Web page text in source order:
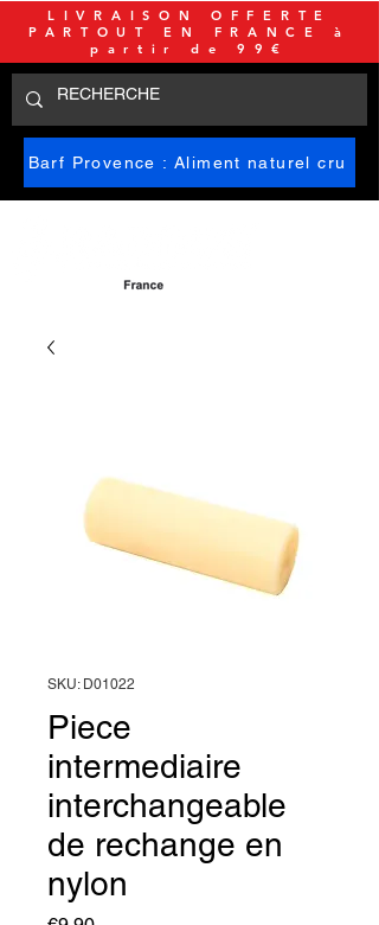
Barf Provence : Aliment naturel cru
LIVRAISON OFFERTE
PARTOUT EN FRANCE à
partir de 99€
SKU: D01022
Piece
intermediaire
interchangeable
de rechange en
nylon